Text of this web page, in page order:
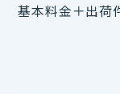
基本料金＋出荷